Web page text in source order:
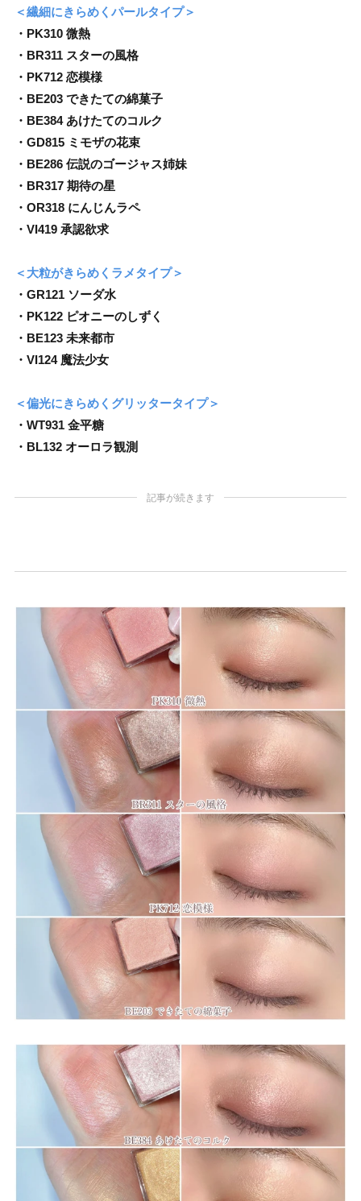
＜繊細にきらめくパールタイプ＞
・PK310 微熱
・BR311 スターの風格
・PK712 恋模様
・BE203 できたての綿菓子
・BE384 あけたてのコルク
・GD815 ミモザの花束
・BE286 伝説のゴージャス姉妹
・BR317 期待の星
・OR318 にんじんラペ
・VI419 承認欲求
＜大粒がきらめくラメタイプ＞
・GR121 ソーダ水
・PK122 ピオニーのしずく
・BE123 未来都市
・VI124 魔法少女
＜偏光にきらめくグリッタータイプ＞
・WT931 金平糖
・BL132 オーロラ観測
記事が続きます